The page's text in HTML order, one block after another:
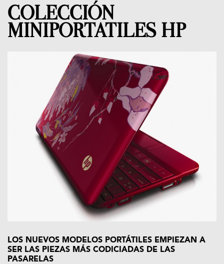
COLECCIÓN
MINIPORTATILES HP
LOS NUEVOS MODELOS PORTÁTILES EMPIEZAN A
SER LAS PIEZAS MÁS CODICIADAS DE LAS
PASARELAS